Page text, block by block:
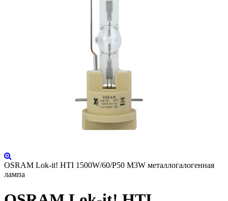
OSRAM Lok-it! HTI 1500W/60/P50 M3W металлогалогенная
лампа